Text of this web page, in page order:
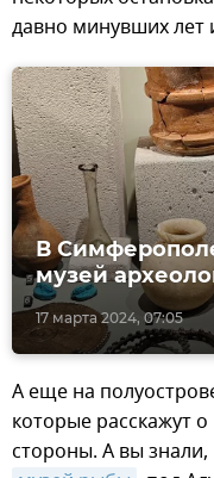
давно минувших
17 марта 2024, 07:05
В
музей
А еще на
которые расскажут
стороны. А вы